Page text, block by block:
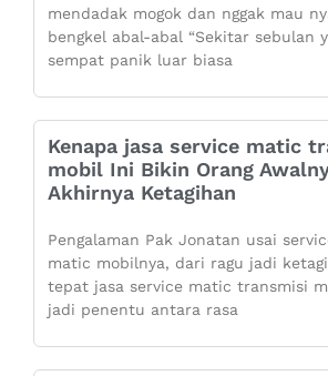
mendadak mogok dan nggak mau
bengkel abal-abal “Sekitar sebulan
sempat panik luar biasa
Kenapa jasa service matic
mobil Ini Bikin Orang
Akhirnya Ketagihan
Pengalaman Pak Jonatan usai
matic mobilnya, dari ragu jadi
tepat jasa service matic transmisi
jadi penentu antara rasa